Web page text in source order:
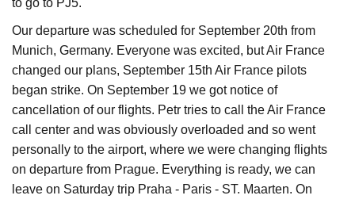
Our departure was scheduled for September 20th from
Munich, Germany. Everyone was excited, but Air France
changed our plans, September 15th Air France pilots
began strike. On September 19 we got notice of
cancellation of our flights. Petr tries to call the Air France
call center and was obviously overloaded and so went
personally to the airport, where we were changing flights
on departure from Prague. Everything is ready, we can
leave on Saturday trip Praha - Paris - ST. Maarten. On